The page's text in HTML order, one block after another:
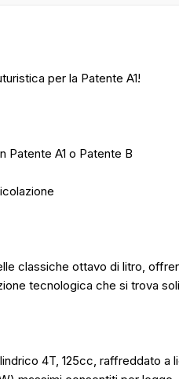
per la Patente A1!
Patente A1 o Patente B
classiche ottavo di litro,
tecnologica che si trova
4T, 125cc, raffreddato a